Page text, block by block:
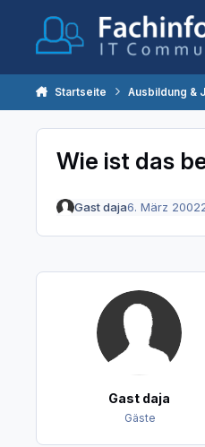
Startseite Ausbildung &
Wie ist das
Gast daja6. März 2002
Gast daja
Gäste